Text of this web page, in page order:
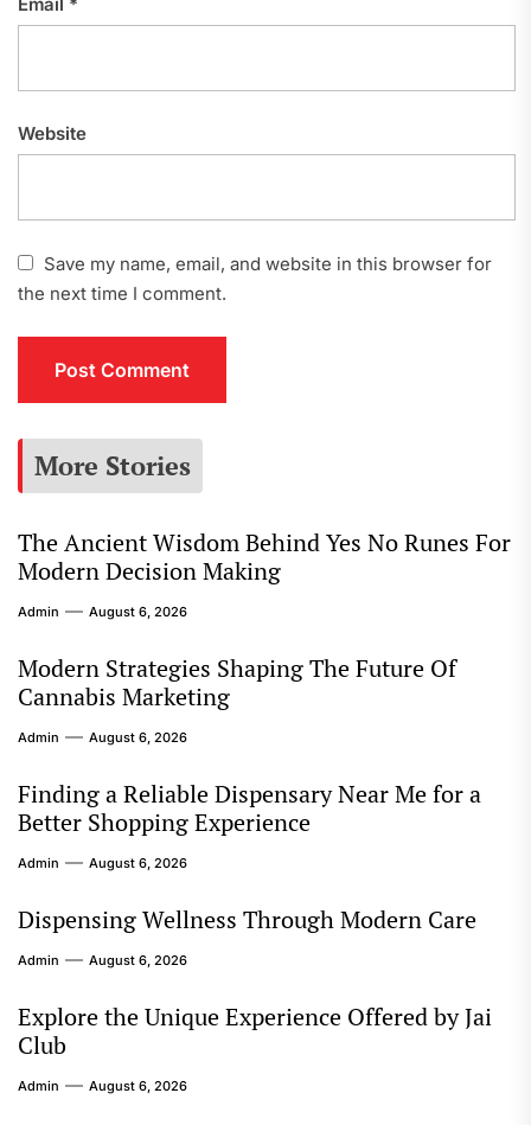
Website
Save my name, email, and website in this browser for
the next time I comment.
More Stories
The Ancient Wisdom Behind Yes No Runes For
Modern Decision Making
Admin August 6, 2026
Modern Strategies Shaping The Future Of
Cannabis Marketing
Admin August 6, 2026
Finding a Reliable Dispensary Near Me for a
Better Shopping Experience
Admin August 6, 2026
Dispensing Wellness Through Modern Care
Admin August 6, 2026
Explore the Unique Experience Offered by Jai
Club
Admin August 6, 2026